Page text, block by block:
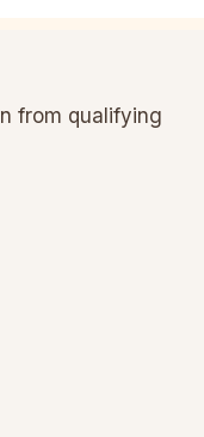
from qualifying